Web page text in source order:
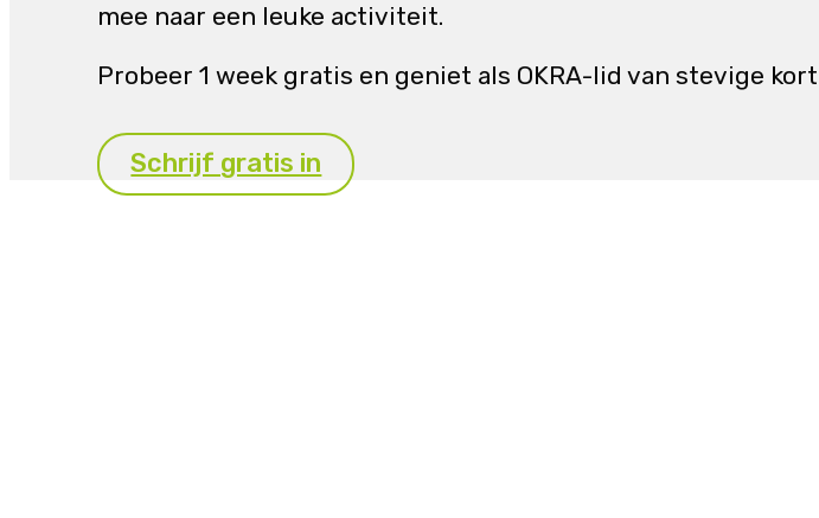
mee naar een leuke activiteit.
Probeer 1 week gratis en geniet als OKRA-lid van stevige
Schrijf gratis in